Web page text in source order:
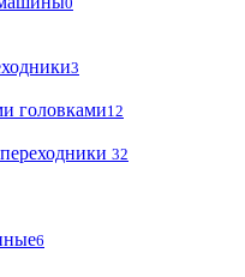
3
головками12
32
6